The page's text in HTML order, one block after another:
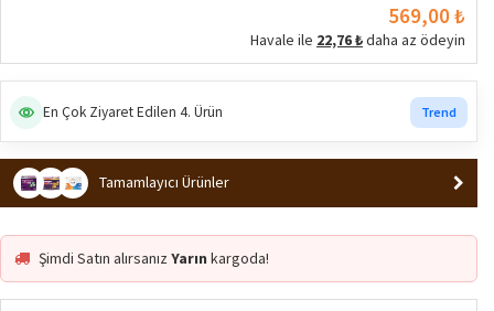
569,00 ₺
Havale ile 22,76 ₺daha az ödeyin
En Çok Ziyaret Edilen 4. Ürün Trend
Tamamlayıcı Ürünler
Şimdi Satın alırsanızYarın kargoda!